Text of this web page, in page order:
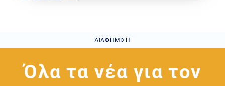
ΔΙΑΦΉΜΙΣΗ
Όλα τα νέα για τον